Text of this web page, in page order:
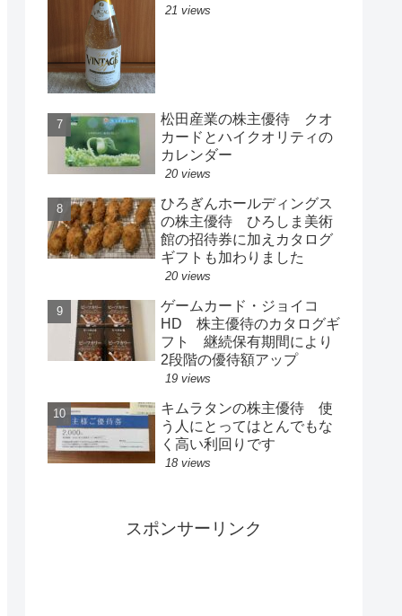
21 views
松田産業の株主優待 クオ
カードとハイクオリティの
カレンダー
20 views
ひろぎんホールディングス
の株主優待 ひろしま美術
館の招待券に加えカタログ
ギフトも加わりました
20 views
ゲームカード・ジョイコ
HD 株主優待のカタログギ
フト 継続保有期間により
2段階の優待額アップ
19 views
キムラタンの株主優待 使
う人にとってはとんでもな
く高い利回りです
18 views
スポンサーリンク